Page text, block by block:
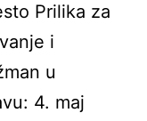
Prilika za
i
u
4. maj